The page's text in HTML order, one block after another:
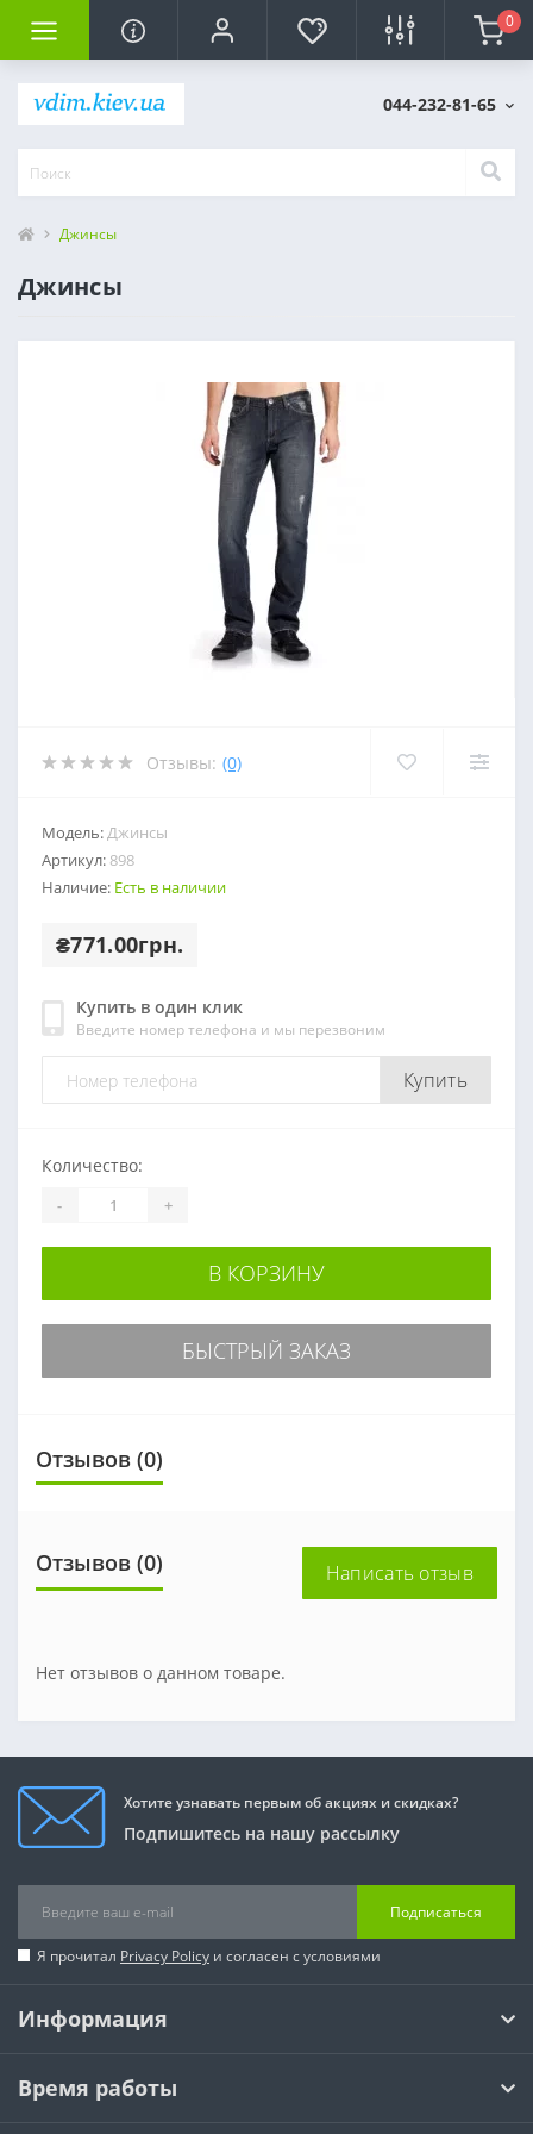
0
044-232-81-65
Джинсы
Джинсы
Отзывы: (0)
Модель:Джинсы
Артикул: 898
Наличие: Есть в наличии
₴771.00грн.
Купить в один клик
Введите номер телефона и мы перезвоним
Купить
Количество:
- +
В КОРЗИНУ
БЫСТРЫЙ ЗАКАЗ
Отзывов (0)
Отзывов (0) Написать отзыв
Нет отзывов о данном товаре.
Хотите узнавать первым об акциях и скидках?
Подпишитесь на нашу рассылку
Подписаться
Я прочитал Privacy Policy и согласен с условиями
Информация
Время работы